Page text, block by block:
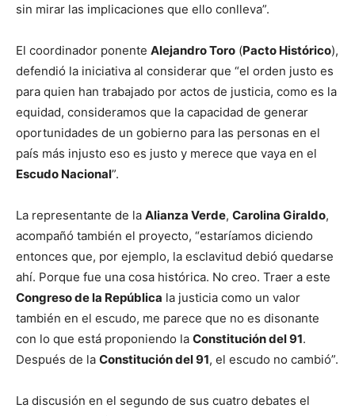
sin mirar las implicaciones que ello conlleva”.
El coordinador ponente Alejandro Toro (Pacto Histórico),
defendió la iniciativa al considerar que “el orden justo es
para quien han trabajado por actos de justicia, como es la
equidad, consideramos que la capacidad de generar
oportunidades de un gobierno para las personas en el
país más injusto eso es justo y merece que vaya en el
Escudo Nacional”.
La representante de la Alianza Verde, Carolina Giraldo,
acompañó también el proyecto, “estaríamos diciendo
entonces que, por ejemplo, la esclavitud debió quedarse
ahí. Porque fue una cosa histórica. No creo. Traer a este
Congreso de la República la justicia como un valor
también en el escudo, me parece que no es disonante
con lo que está proponiendo la Constitución del 91.
Después de la Constitución del 91, el escudo no cambió”.
La discusión en el segundo de sus cuatro debates el